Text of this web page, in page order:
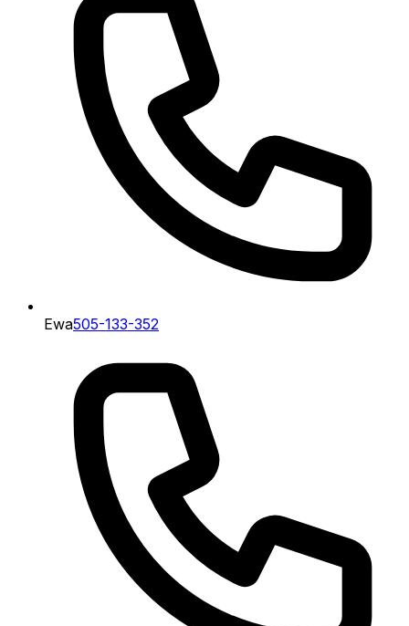
Ewa505-133-352